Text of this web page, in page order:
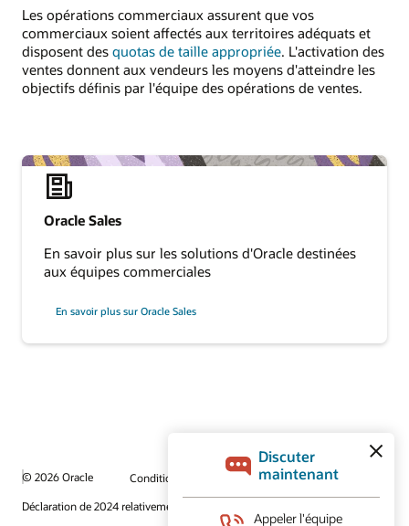
Oracle Sales
En savoir plus sur les solutions d'Oracle destinées
aux équipes commerciales
En savoir plus sur Oracle Sales
Les opérations commerciaux assurent que vos
commerciaux soient affectés aux territoires adéquats et
disposent des quotas de taille appropriée. L'activation des
ventes donnent aux vendeurs les moyens d'atteindre les
objectifs définis par l'équipe des opérations de ventes.
© 2026 Oracle
Conditions d’utilisation et vie privée
Déclaration de 2024 relativement au travail forcé